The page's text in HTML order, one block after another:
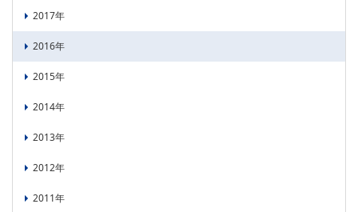
2017年
2016年
2015年
2014年
2013年
2012年
2011年